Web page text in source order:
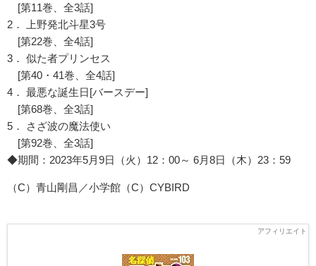
[第11巻、全3話]
2． 上野発北斗星3号
[第22巻、全4話]
3． 似た者プリンセス
[第40・41巻、全4話]
4． 最悪な誕生日[バースデー]
[第68巻、全3話]
5． さざ波の魔法使い
[第92巻、全3話]
◆期間：2023年5月9日（火）12：00～ 6月8日（木）23：59
（C）青山剛昌／小学館（C）CYBIRD